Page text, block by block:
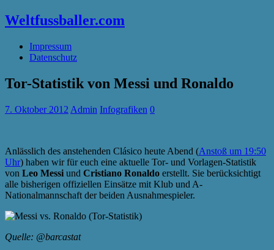
Weltfussballer.com
Impressum
Datenschutz
Tor-Statistik von Messi und Ronaldo
7. Oktober 2012 Admin Infografiken 0
Anlässlich des anstehenden Clásico heute Abend (Anstoß um 19:50
Uhr) haben wir für euch eine aktuelle Tor- und Vorlagen-Statistik
von Leo Messi und Cristiano Ronaldo erstellt. Sie berücksichtigt
alle bisherigen offiziellen Einsätze mit Klub und A-
Nationalmannschaft der beiden Ausnahmespieler.
Quelle: @barcastat